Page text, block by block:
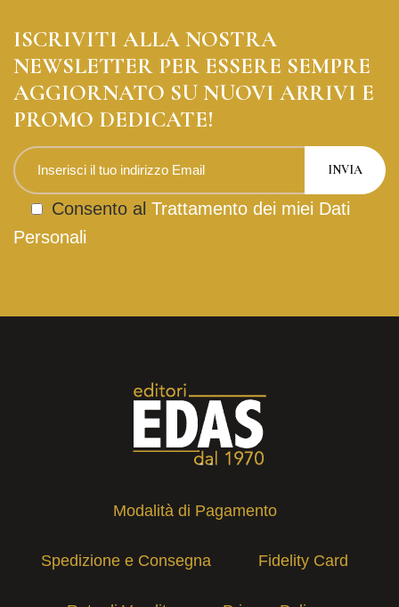
ISCRIVITI ALLA NOSTRA
NEWSLETTER PER ESSERE SEMPRE
AGGIORNATO SU NUOVI ARRIVI E
PROMO DEDICATE!
Consento al Trattamento dei miei Dati
Personali
Modalità di Pagamento
Spedizione e Consegna Fidelity Card